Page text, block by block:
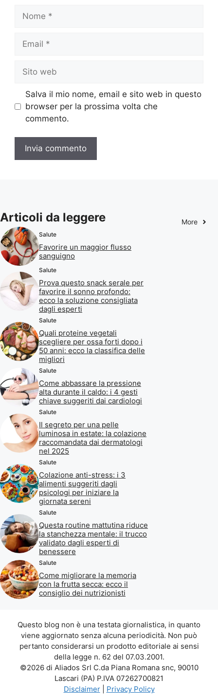
web
Salva il mio nome, email e sito web in questo
browser per la prossima volta che
commento.
Articoli da leggere More
Salute
Favorire un maggior flusso
sanguigno
Salute
Prova questo snack serale per
favorire il sonno profondo:
ecco la soluzione consigliata
dagli esperti
Salute
Quali proteine vegetali
scegliere per ossa forti dopo i
50 anni: ecco la classifica delle
migliori
Salute
Come abbassare la pressione
alta durante il caldo: i 4 gesti
chiave suggeriti dai cardiologi
Salute
Il segreto per una pelle
luminosa in estate: la colazione
raccomandata dai dermatologi
nel 2025
Salute
Colazione anti-stress: i 3
alimenti suggeriti dagli
psicologi per iniziare la
giornata sereni
Salute
Questa routine mattutina riduce
la stanchezza mentale: il trucco
validato dagli esperti di
benessere
Salute
Come migliorare la memoria
con la frutta secca: ecco il
consiglio dei nutrizionisti
Questo blog non è una testata giornalistica, in quanto
viene aggiornato senza alcuna periodicità. Non può
pertanto considerarsi un prodotto editoriale ai sensi
della legge n. 62 del 07.03.2001.
©2026 di Aliados Srl C.da Piana Romana snc, 90010
Lascari (PA) P.IVA 07262700821
Disclaimer| Privacy Policy